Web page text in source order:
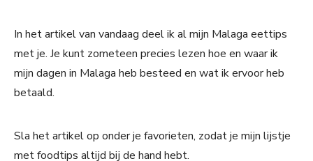
In het artikel van vandaag deel ik al mijn Malaga eettips
met je. Je kunt zometeen precies lezen hoe en waar ik
mijn dagen in Malaga heb besteed en wat ik ervoor heb
betaald.
Sla het artikel op onder je favorieten, zodat je mijn lijstje
met foodtips altijd bij de hand hebt.